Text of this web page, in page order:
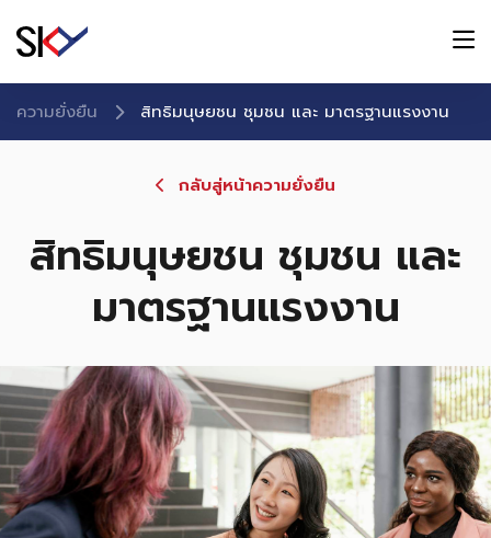
ความยั่งยืน สิทธิมนุษยชน ชุมชน และ มาตรฐานแรงงาน
กลับสู่หน้าความยั่งยืน
สิทธิมนุษยชน ชุมชน และ
มาตรฐานแรงงาน